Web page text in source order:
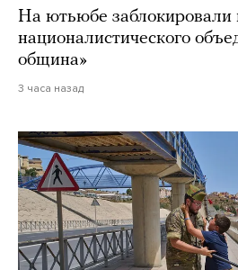
На ютьюбе заблокировали
националистического
община»
3 часа назад